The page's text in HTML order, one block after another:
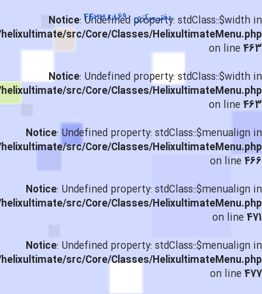
Notice: Undefined property: stdClass::$width in
src/Core/Classes/HelixultimateMenu.php
on line463
Notice: Undefined property: stdClass::$width in
src/Core/Classes/HelixultimateMenu.php
on line463
Notice: Undefined property: stdClass::$menualign in
src/Core/Classes/HelixultimateMenu.php
on line466
Notice: Undefined property: stdClass::$menualign in
src/Core/Classes/HelixultimateMenu.php
on line471
Notice: Undefined property: stdClass::$menualign in
src/Core/Classes/HelixultimateMenu.php
on line477
دفتر مرکزی : 44338869